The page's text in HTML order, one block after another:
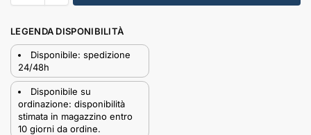
LEGENDA DISPONIBILITÀ
Disponibile: spedizione
24/48h
Disponibile su
ordinazione: disponibilità
stimata in magazzino entro
10 giorni da ordine.